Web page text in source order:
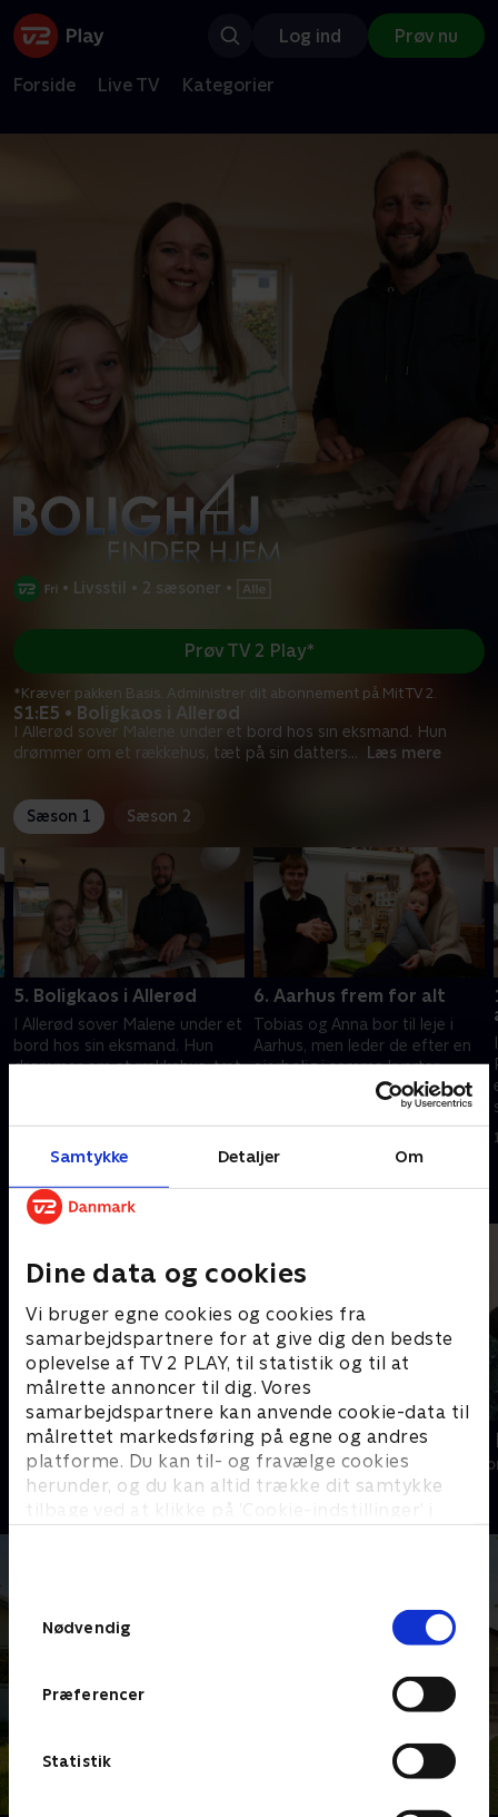
Samtykke Detaljer Om
Dine data og cookies
Vi bruger egne cookies og cookies fra
samarbejdspartnere for at give dig den bedste
oplevelse af TV 2 PLAY, til statistik og til at
målrette annoncer til dig. Vores
samarbejdspartnere kan anvende cookie-data til
målrettet markedsføring på egne og andres
platforme. Du kan til- og fravælge cookies
herunder, og du kan altid trække dit samtykke
tilbage ved at klikke på ’Cookie-indstillinger’ i
Nødvendig
Præferencer
Statistik
Log ind Prøv nu
Forside Live TV Kategorier
• Livsstil • 2 sæsoner •
S1:E5 • Boligkaos i Allerød
I Allerød sover Malene under et bord hos sin eksmand. Hun
drømmer om et rækkehus, tæt på sin datters... Læs mere
Prøv TV 2 Play*
*Kræver pakken Basis. Administrer dit abonnement på Mit TV 2.
Sæson 1 Sæson 2
5. Boligkaos i Allerød
I Allerød sover Malene under et
bord hos sin eksmand. Hun
drømmer om et rækkehus, tæt
finde en egnet bolig
6. Aarhus frem for alt
Tobias og Anna bor til leje i
Aarhus, men leder de efter en
ejerbolig i samme kvarter.
Anders Beier er på udebane,
men pludselig dukker et lille
bitte hus op
Andre så også
Beliggenhed, beliggenhed,
beliggenhed
Livsstil • 18 sæsoner
Sig det med
Livsstil • 1